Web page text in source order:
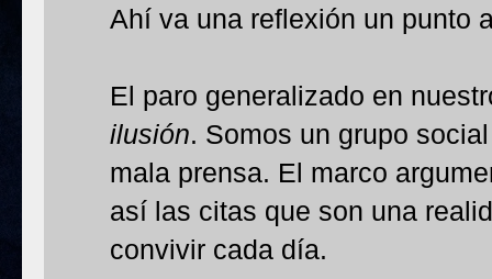
Ahí va una reflexión un punto
El paro generalizado en
ilusión. Somos un grupo
mala prensa. El marco
así las citas que son una
convivir cada día.